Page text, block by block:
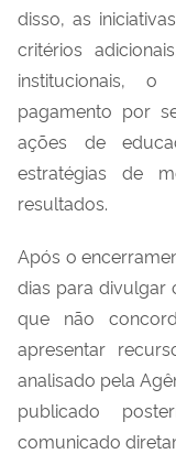
disso, as
critérios
institucionais,
pagamento por
ações de
estratégias de
resultados.
Após o
dias para divulgar
que não
apresentar
analisado pela
publicado
comunicado